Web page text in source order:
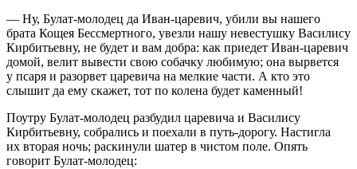
— Ну, Булат-молодец да Иван-царевич, убили вы нашего
брата Кощея Бессмертного, увезли нашу невестушку Василису
Кирбитьевну, не будет и вам добра: как приедет Иван-царевич
домой, велит вывести свою собачку любимую; она вырвется
у псаря и разорвет царевича на мелкие части. А кто это
слышит да ему скажет, тот по колена будет каменный!
Поутру Булат-молодец разбудил царевича и Василису
Кирбитьевну, собрались и поехали в путь-дорогу. Настигла
их вторая ночь; раскинули шатер в чистом поле. Опять
говорит Булат-молодец: